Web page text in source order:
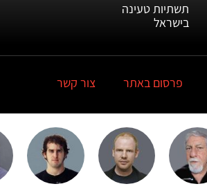
תשתיות טעינה
בישראל
פרסום באתר צור קשר